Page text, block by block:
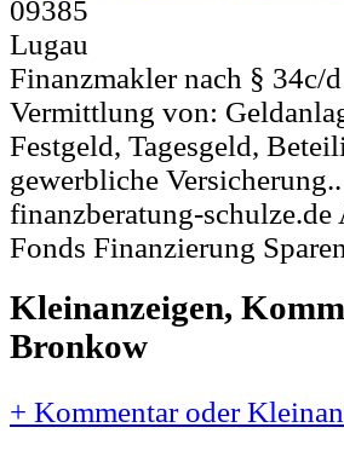
09385
Lugau
Finanzmakler nach § 34c/
Vermittlung von:
Festgeld, Tagesgeld,
gewerbliche Versicherung..
finanzberatung-
Fonds Finanzierung
Kleinanzeigen,
Bronkow
+ Kommentar oder